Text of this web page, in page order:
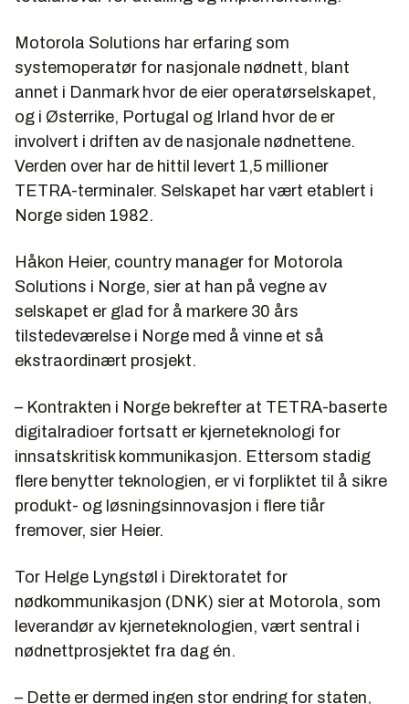
Motorola Solutions har erfaring som
systemoperatør for nasjonale nødnett, blant
annet i Danmark hvor de eier operatørselskapet,
og i Østerrike, Portugal og Irland hvor de er
involvert i driften av de nasjonale nødnettene.
Verden over har de hittil levert 1,5 millioner
TETRA-terminaler. Selskapet har vært etablert i
Norge siden 1982.
Håkon Heier, country manager for Motorola
Solutions i Norge, sier at han på vegne av
selskapet er glad for å markere 30 års
tilstedeværelse i Norge med å vinne et så
ekstraordinært prosjekt.
– Kontrakten i Norge bekrefter at TETRA-baserte
digitalradioer fortsatt er kjerneteknologi for
innsatskritisk kommunikasjon. Ettersom stadig
flere benytter teknologien, er vi forpliktet til å sikre
produkt- og løsningsinnovasjon i flere tiår
fremover, sier Heier.
Tor Helge Lyngstøl i Direktoratet for
nødkommunikasjon (DNK) sier at Motorola, som
leverandør av kjerneteknologien, vært sentral i
nødnettprosjektet fra dag én.
– Dette er dermed ingen stor endring for staten,